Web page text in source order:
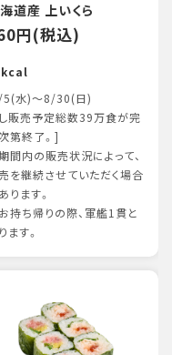
道産 上いくら
円(税込)
水)～8/30(日)
販売予定総数39万食が完
第終了。]
間内の販売状況によって、
を継続させていただく場合
ります。
持ち帰りの際、軍艦1貫と
ます。